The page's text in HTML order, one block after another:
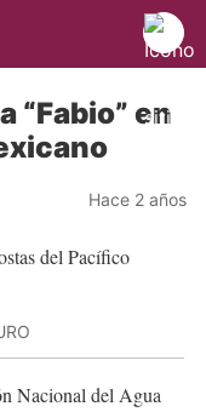
“Fabio” en
Hace 2 años
Nacional del Agua